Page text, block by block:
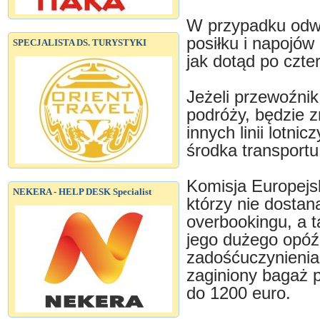
SPECJALISTA DS. TURYSTYKI
NEKERA - HELP DESK Specialist
W przypadku
posiłku i
jak dotąd po
Jeżeli
podróży, będzie
innych linii
środka
Komisja
którzy nie
overbookingu, a
jego dużego
zaginiony bagaż
do 1200 euro.